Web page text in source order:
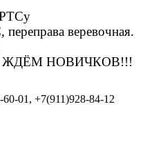
веревочная.
ЖДЁМ НОВИЧКОВ!!!
01, +7(911)928-84-12